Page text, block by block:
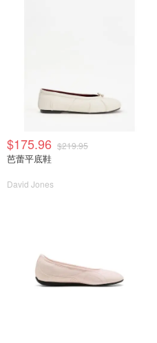
$175.96 $219.95
芭蕾平底鞋
David Jones